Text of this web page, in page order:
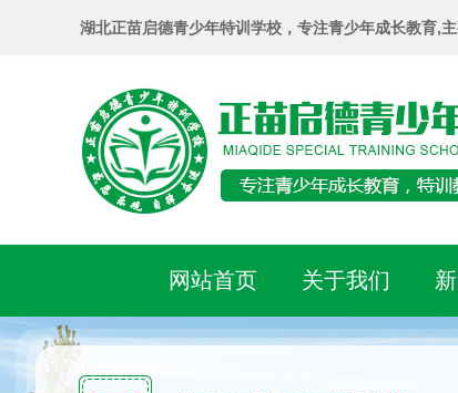
湖北正苗启德青少年特训学校，专注青少年成长教育,
网站首页 关于我们